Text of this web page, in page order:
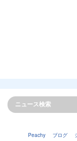
Peachy ブログ